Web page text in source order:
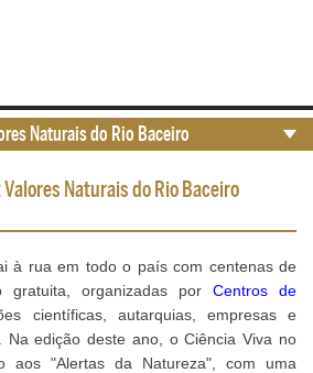
Naturais do Rio Baceiro
à rua em todo o país com centenas de
gratuita, organizadas por Centros de
científicas, autarquias, empresas e
Na edição deste ano, o Ciência Viva no
aos "Alertas da Natureza", com uma
Naturais do Rio Baceiro